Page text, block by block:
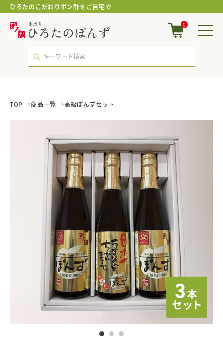
ひろたのこだわりポン酢をご自宅で
高
ず
｜
ン
鍋
つ
ゆ・
国
産
調
造
り
ひ
ろ
た
食
品
0
TOP 商品一覧 高級ぽんずセット